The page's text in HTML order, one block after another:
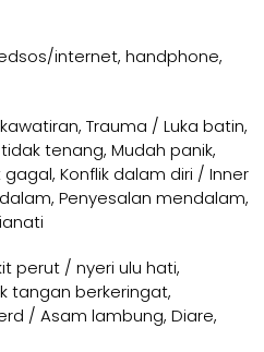
internet, handphone,
Trauma / Luka batin,
tenang, Mudah panik,
Konflik dalam diri / Inner
Penyesalan mendalam,
perut / nyeri ulu hati,
tangan berkeringat,
/ Asam lambung, Diare,